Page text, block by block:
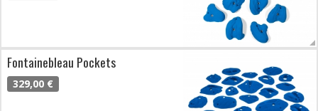
Fontainebleau Pockets
329,00 €